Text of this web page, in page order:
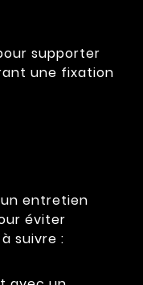
supporter
une fixation
entretien
éviter
suivre :